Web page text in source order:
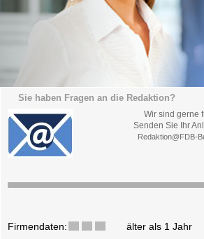
Sie haben Fragen an die Redaktion?
Wir sind gerne
Senden Sie Ihr
Redaktion@FDB-
Firmendaten: älter als 1 Jahr